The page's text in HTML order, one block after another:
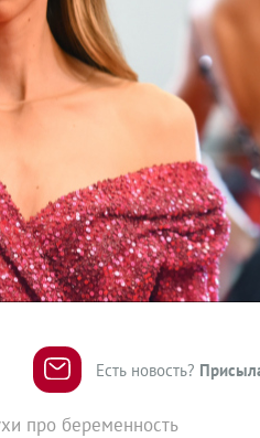
Есть новость?
про беременность